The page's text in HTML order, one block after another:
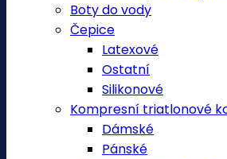
Boty do vody
Čepice
Latexové
Ostatní
Silikonové
Kompresní triatlonové
Dámské
Pánské